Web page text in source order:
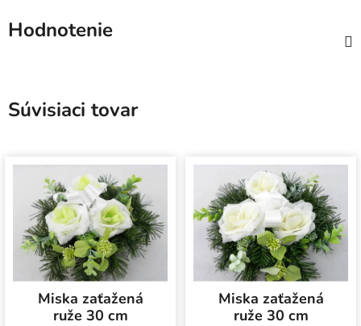
Hodnotenie
Súvisiaci tovar
Miska zaťažená
ruže 30 cm
Miska zaťažená
ruže 30 cm